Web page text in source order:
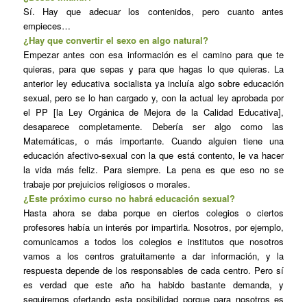
Sí. Hay que adecuar los contenidos, pero cuanto antes
empieces…
¿Hay que convertir el sexo en algo natural?
Empezar antes con esa información es el camino para que te
quieras, para que sepas y para que hagas lo que quieras. La
anterior ley educativa socialista ya incluía algo sobre educación
sexual, pero se lo han cargado y, con la actual ley aprobada por
el PP [la Ley Orgánica de Mejora de la Calidad Educativa],
desaparece completamente. Debería ser algo como las
Matemáticas, o más importante. Cuando alguien tiene una
educación afectivo-sexual con la que está contento, le va hacer
la vida más feliz. Para siempre. La pena es que eso no se
trabaje por prejuicios religiosos o morales.
¿Este próximo curso no habrá educación sexual?
Hasta ahora se daba porque en ciertos colegios o ciertos
profesores había un interés por impartirla. Nosotros, por ejemplo,
comunicamos a todos los colegios e institutos que nosotros
vamos a los centros gratuitamente a dar información, y la
respuesta depende de los responsables de cada centro. Pero sí
es verdad que este año ha habido bastante demanda, y
seguiremos ofertando esta posibilidad porque para nosotros es